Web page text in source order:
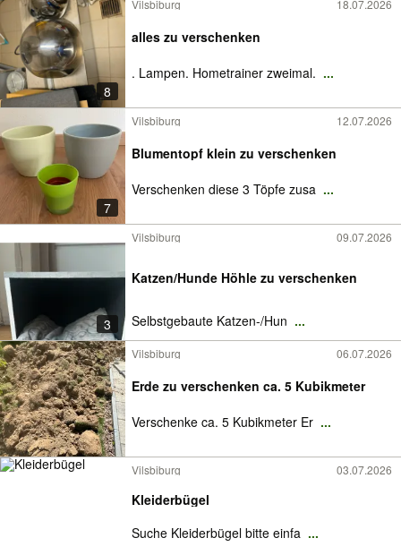
8
Vilsbiburg 18.07.2026
alles zu verschenken
. Lampen. Hometrainer zweimal. ...
7
Vilsbiburg 12.07.2026
Blumentopf klein zu verschenken
Verschenken diese 3 Töpfe zusa ...
3
Vilsbiburg 09.07.2026
Katzen/Hunde Höhle zu verschenken
Selbstgebaute Katzen-/Hun ...
Vilsbiburg 06.07.2026
Erde zu verschenken ca. 5 Kubikmeter
Verschenke ca. 5 Kubikmeter Er ...
Vilsbiburg 03.07.2026
Kleiderbügel
Suche Kleiderbügel bitte einfa ...